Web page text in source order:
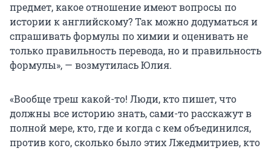
предмет, какое отношение имеют вопросы по
истории к английскому? Так можно додуматься и
спрашивать формулы по химии и оценивать не
только правильность перевода, но и правильность
формулы», — возмутилась Юлия.
«Вообще треш какой-то! Люди, кто пишет, что
должны все историю знать, сами-то расскажут в
полной мере, кто, где и когда с кем объединился,
против кого, сколько было этих Лжедмитриев, кто